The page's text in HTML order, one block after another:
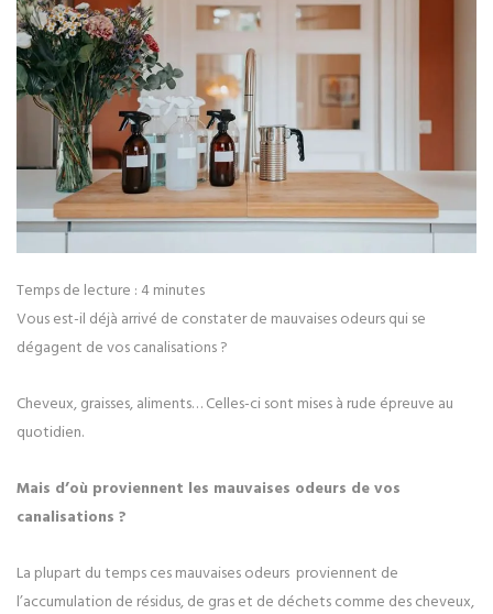
Temps de lecture : 4 minutes
Vous est-il déjà arrivé de constater de mauvaises odeurs qui se
dégagent de vos canalisations ?
Cheveux, graisses, aliments… Celles-ci sont mises à rude épreuve au
quotidien.
Mais d’où proviennent les mauvaises odeurs de vos
canalisations ?
La plupart du temps ces mauvaises odeurs proviennent de
l’accumulation de résidus, de gras et de déchets comme des cheveux,